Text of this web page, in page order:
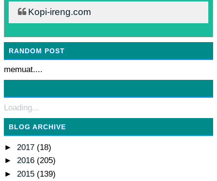
Kopi-ireng.com
RANDOM POST
memuat....
Loading...
BLOG ARCHIVE
► 2017 (18)
► 2016 (205)
► 2015 (139)